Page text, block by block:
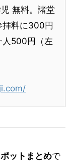
無料。諸堂
拝料に300円
人500円（左
ットまとめで